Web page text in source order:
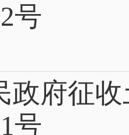
号
政府征
号